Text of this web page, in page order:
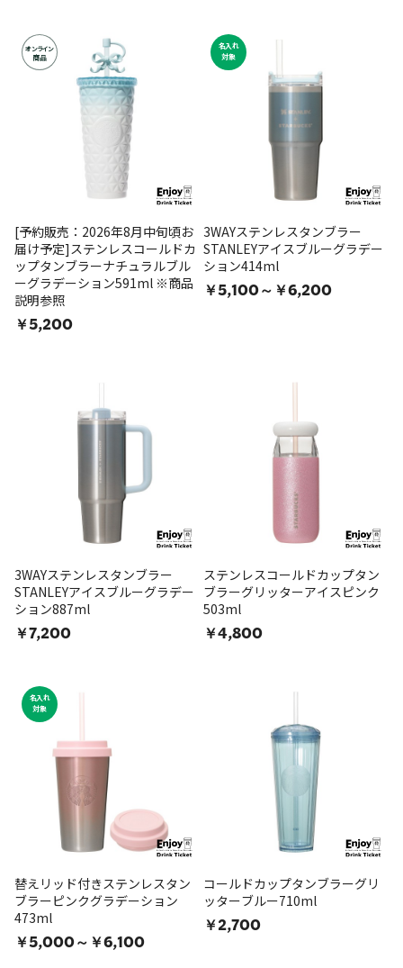
オンライン
商品
[予約販売：2026年8月中旬頃お
届け予定]ステンレスコールドカ
ップタンブラーナチュラルブル
ーグラデーション591ml ※商品
説明参照
￥5,200
名入れ
対象
3WAYステンレスタンブラー
STANLEYアイスブルーグラデー
ション414ml
￥5,100～￥6,200
3WAYステンレスタンブラー
STANLEYアイスブルーグラデー
ション887ml
￥7,200
ステンレスコールドカップタン
ブラーグリッターアイスピンク
503ml
￥4,800
名入れ
対象
替えリッド付きステンレスタン
ブラーピンクグラデーション
473ml
￥5,000～￥6,100
コールドカップタンブラーグリ
ッターブルー710ml
￥2,700